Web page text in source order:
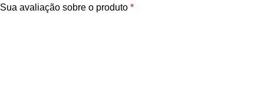
Sua avaliação sobre o produto *